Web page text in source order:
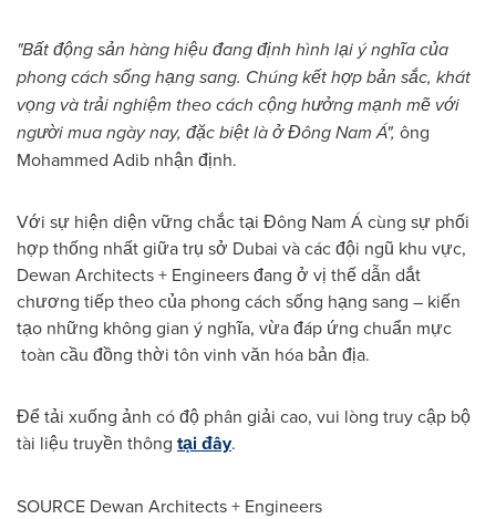
"Bất động sản hàng hiệu đang định hình lại ý nghĩa của
phong cách sống hạng sang. Chúng kết hợp bản sắc, khát
vọng và trải nghiệm theo cách cộng hưởng mạnh mẽ với
người mua ngày nay, đặc biệt là ở Đông Nam Á", ông
Mohammed Adib nhận định.
Với sự hiện diện vững chắc tại Đông Nam Á cùng sự phối
hợp thống nhất giữa trụ sở Dubai và các đội ngũ khu vực,
Dewan Architects + Engineers đang ở vị thế dẫn dắt
chương tiếp theo của phong cách sống hạng sang – kiến
tạo những không gian ý nghĩa, vừa đáp ứng chuẩn mực
toàn cầu đồng thời tôn vinh văn hóa bản địa.
Để tải xuống ảnh có độ phân giải cao, vui lòng truy cập bộ
tài liệu truyền thông tại đây.
SOURCE Dewan Architects + Engineers